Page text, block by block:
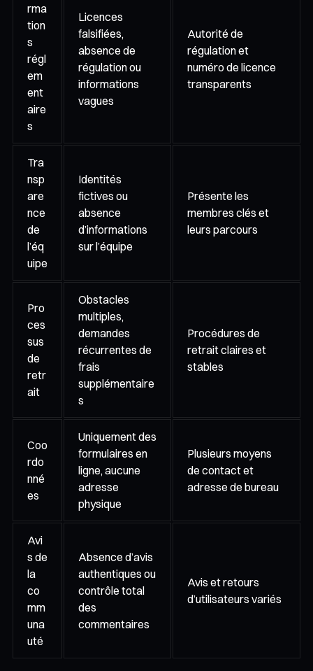
rma
tion
s
régl
em
ent
aire
s
Licences
falsifiées,
absence de
régulation ou
informations
vagues
Autorité de
régulation et
numéro de licence
transparents
Tra
nsp
are
nce
de
l’éq
uipe
Identités
fictives ou
absence
d’informations
sur l’équipe
Présente les
membres clés et
leurs parcours
Pro
ces
sus
de
retr
ait
Obstacles
multiples,
demandes
récurrentes de
frais
supplémentaire
s
Procédures de
retrait claires et
stables
Coo
rdo
nné
es
Uniquement des
formulaires en
ligne, aucune
adresse
physique
Plusieurs moyens
de contact et
adresse de bureau
Avi
s de
la
co
mm
una
uté
Absence d’avis
authentiques ou
contrôle total
des
commentaires
Avis et retours
d’utilisateurs variés